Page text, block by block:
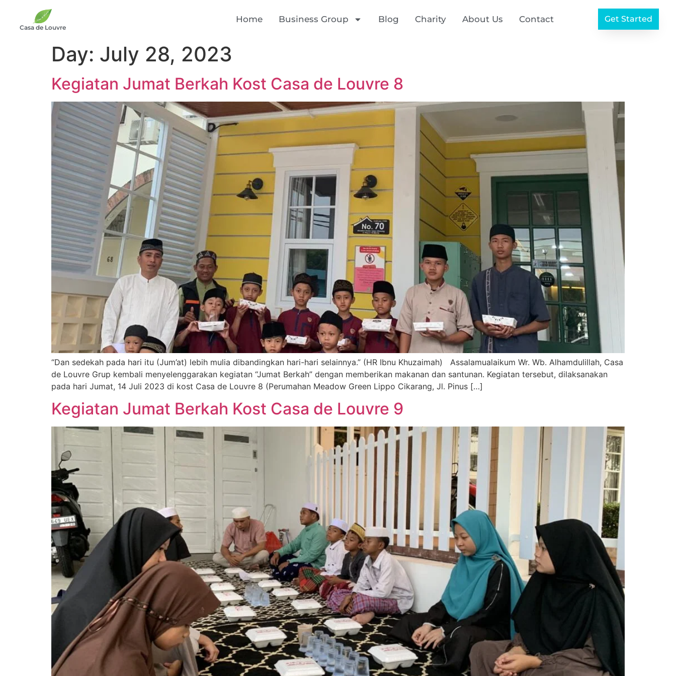
Casa de Louvre
Home Business Group Blog Charity About Us Contact Get Started
Day: July 28, 2023
Kegiatan Jumat Berkah Kost Casa de Louvre 8
“Dan sedekah pada hari itu (Jum’at) lebih mulia dibandingkan hari-hari selainnya.” (HR Ibnu Khuzaimah) Assalamualaikum Wr. Wb. Alhamdulillah, Casa
de Louvre Grup kembali menyelenggarakan kegiatan “Jumat Berkah” dengan memberikan makanan dan santunan. Kegiatan tersebut, dilaksanakan
pada hari Jumat, 14 Juli 2023 di kost Casa de Louvre 8 (Perumahan Meadow Green Lippo Cikarang, Jl. Pinus […]
Kegiatan Jumat Berkah Kost Casa de Louvre 9